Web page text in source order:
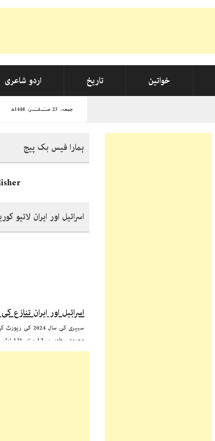
خواتین تاریخ اردو شاعری
جمعہ، 23 صــَــفــَــر، 1448ھ
ہمارا فیس بک پیج
اسرائیل اور ایران لائیو
اسرائیل اور ایران تنازع کی
سیپری کی سال